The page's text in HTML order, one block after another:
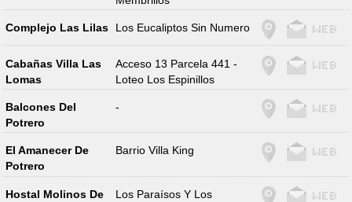
Complejo Las Lilas Los Eucaliptos Sin Numero
Cabañas Villa Las
Lomas
Acceso 13 Parcela 441 -
Loteo Los Espinillos
Balcones Del
Potrero
-
El Amanecer De
Potrero
Barrio Villa King
Hostal Molinos De
Los Paraísos Y Los